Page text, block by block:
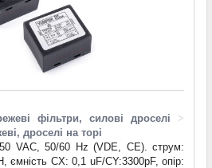
фільтри, силові дроселі
>
дроселі на торі
VAC, 50/60 Hz (VDE, CE). струм:
ємність CX: 0,1 uF/CY:3300pF, опір: